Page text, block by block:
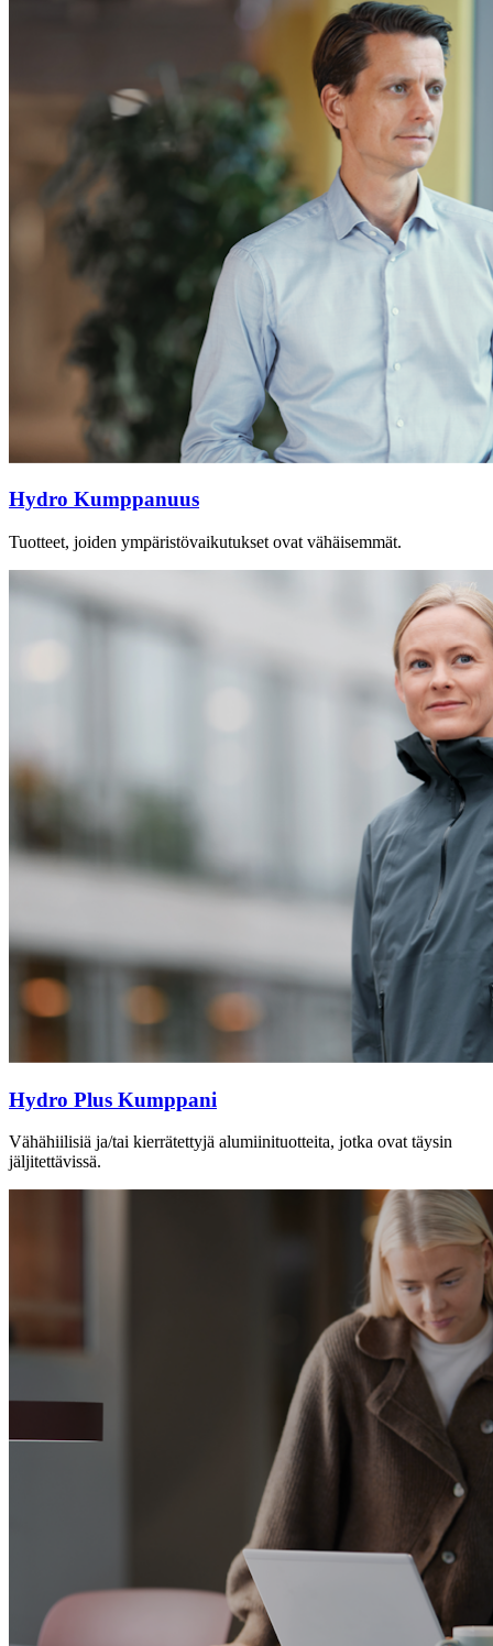
Hydro Kumppanuus
Tuotteet, joiden ympäristövaikutukset ovat vähäisemmät.
Hydro Plus Kumppani
Vähähiilisiä ja/tai kierrätettyjä alumiinituotteita, jotka ovat täysin
jäljitettävissä.